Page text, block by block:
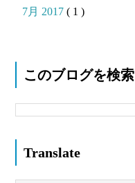
7月 2017( 1 )
このブログを検索
Translate